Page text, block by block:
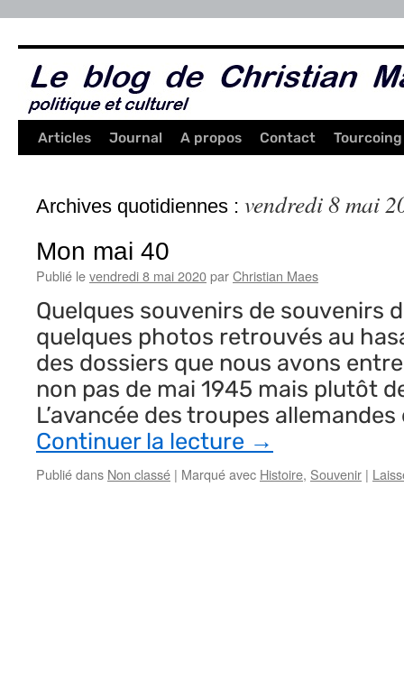
Articles Journal A propos Contact Tourcoing
Archives quotidiennes : vendredi 8 mai
Mon mai 40
Publié levendredi 8 mai 2020parChristian Maes
Quelques souvenirs de souvenirs
quelques photos retrouvés au
des dossiers que nous avons
non pas de mai 1945 mais plutôt
L’avancée des troupes
Continuer la lecture →
Publié dans Non classé | Marqué avec Histoire, Souvenir |